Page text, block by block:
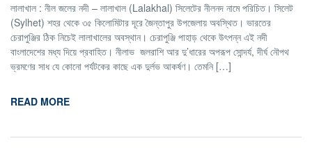
লালাখাল : নীল জলের নদী – লালাখাল (Lalakhal) সিলেটের নীলনদ নামে পরিচিত। সিলেট
(Sylhet) শহর থেকে ৩৫ কিলোমিটার দূরে জৈন্তাপুর উপজেলায় অবস্থিত। ভারতের
চেরাপুঞ্জির ঠিক নিচেই লালাখালের অবস্থান। চেরাপুঞ্জি পাহাড় থেকে উৎপন্ন এই নদী
বাংলাদেশের মধ্য দিয়ে প্রবাহিত। নীলাভ জলরাশি আর দু’ধারের অপরূপ সোন্দর্য, দীর্ঘ নৌপথ
ভ্রমণের সাধ যে কোনো পর্যটকের কাছে এক দুর্লভ আকর্ষণ। তেমনি […]
READ MORE